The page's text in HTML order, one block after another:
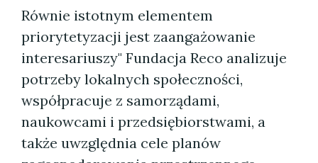
Równie istotnym elementem
priorytetyzacji jest zaangażowanie
interesariuszy" Fundacja Reco analizuje
potrzeby lokalnych społeczności,
współpracuje z samorządami,
naukowcami i przedsiębiorstwami, a
także uwzględnia cele planów